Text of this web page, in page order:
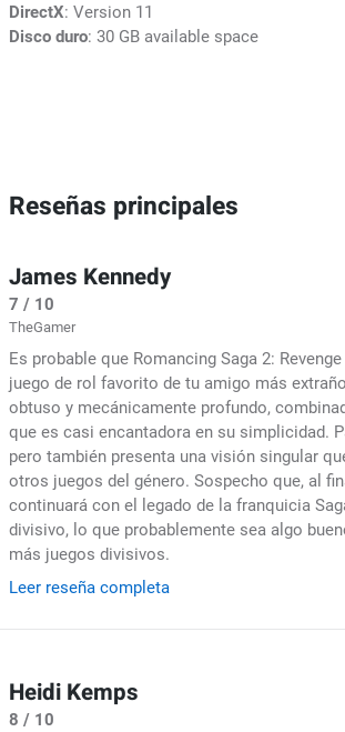
DirectX: Version 11
Disco duro: 30 GB available space
Reseñas principales
James Kennedy
7 / 10
TheGamer
Es probable que Romancing Saga 2:
juego de rol favorito de tu amigo más
obtuso y mecánicamente profundo,
que es casi encantadora en su simplicidad.
pero también presenta una visión singular
otros juegos del género. Sospecho que, al
continuará con el legado de la franquicia
divisivo, lo que probablemente sea algo
más juegos divisivos.
Leer reseña completa
Heidi Kemps
8 / 10